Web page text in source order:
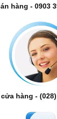
hàng - 0903
hàng -